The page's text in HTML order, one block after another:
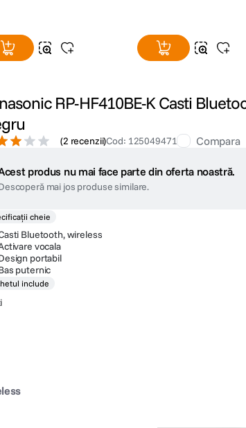
RP-HF410BE-K Casti
(2 recenzii)Cod: 125049471 Compara
produs nu mai face parte din oferta noastră.
mai jos produse similare.
cheie
Bluetooth, wireless
vocala
portabil
puternic
include